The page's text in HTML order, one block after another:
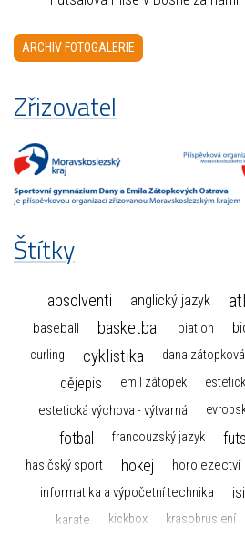
ARCHIV FOTOGALERIE
Zřizovatel
Štítky
absolventi anglický jazyk
baseball basketbal biatlon
curling cyklistika dana zátopková
dějepis emil zátopek
estetická výchova - výtvarná
fotbal francouzský jazyk
hasičský sport hokej horolezectví
informatika a výpočetní technika
karate
kickbox krasobruslení